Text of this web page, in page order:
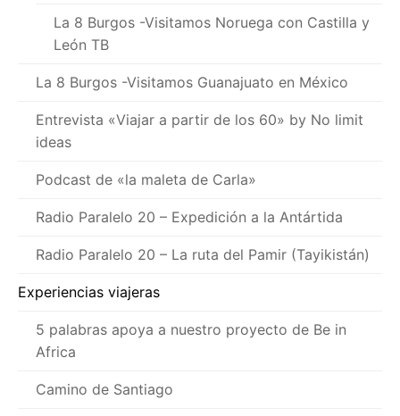
La 8 Burgos -Visitamos Noruega con Castilla y
León TB
La 8 Burgos -Visitamos Guanajuato en México
Entrevista «Viajar a partir de los 60» by No limit
ideas
Podcast de «la maleta de Carla»
Radio Paralelo 20 – Expedición a la Antártida
Radio Paralelo 20 – La ruta del Pamir (Tayikistán)
Experiencias viajeras
5 palabras apoya a nuestro proyecto de Be in
Africa
Camino de Santiago